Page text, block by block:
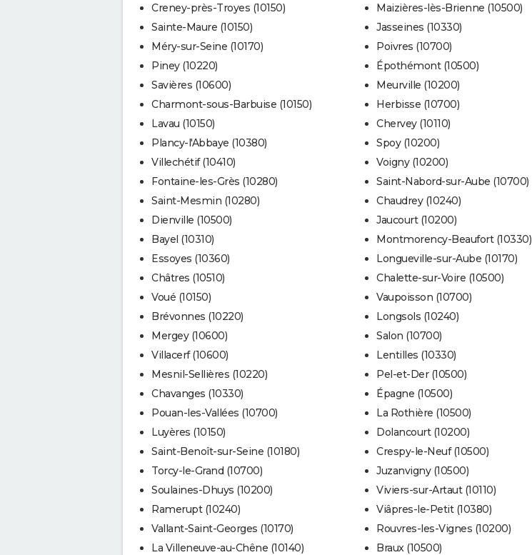
Creney-près-Troyes (10150)
Sainte-Maure (10150)
Méry-sur-Seine (10170)
Piney (10220)
Savières (10600)
Charmont-sous-Barbuise (10150)
Lavau (10150)
Plancy-l'Abbaye (10380)
Villechétif (10410)
Fontaine-les-Grès (10280)
Saint-Mesmin (10280)
Dienville (10500)
Bayel (10310)
Essoyes (10360)
Châtres (10510)
Voué (10150)
Brévonnes (10220)
Mergey (10600)
Villacerf (10600)
Mesnil-Sellières (10220)
Chavanges (10330)
Pouan-les-Vallées (10700)
Luyères (10150)
Saint-Benoît-sur-Seine (10180)
Torcy-le-Grand (10700)
Soulaines-Dhuys (10200)
Ramerupt (10240)
Vallant-Saint-Georges (10170)
La Villeneuve-au-Chêne (10140)
Maizières-lès-Brienne (10500)
Jasseines (10330)
Poivres (10700)
Épothémont (10500)
Meurville (10200)
Herbisse (10700)
Chervey (10110)
Spoy (10200)
Voigny (10200)
Saint-Nabord-sur-Aube (10700)
Chaudrey (10240)
Jaucourt (10200)
Montmorency-Beaufort (10330)
Longueville-sur-Aube (10170)
Chalette-sur-Voire (10500)
Vaupoisson (10700)
Longsols (10240)
Salon (10700)
Lentilles (10330)
Pel-et-Der (10500)
Épagne (10500)
La Rothière (10500)
Dolancourt (10200)
Crespy-le-Neuf (10500)
Juzanvigny (10500)
Viviers-sur-Artaut (10110)
Viâpres-le-Petit (10380)
Rouvres-les-Vignes (10200)
Braux (10500)